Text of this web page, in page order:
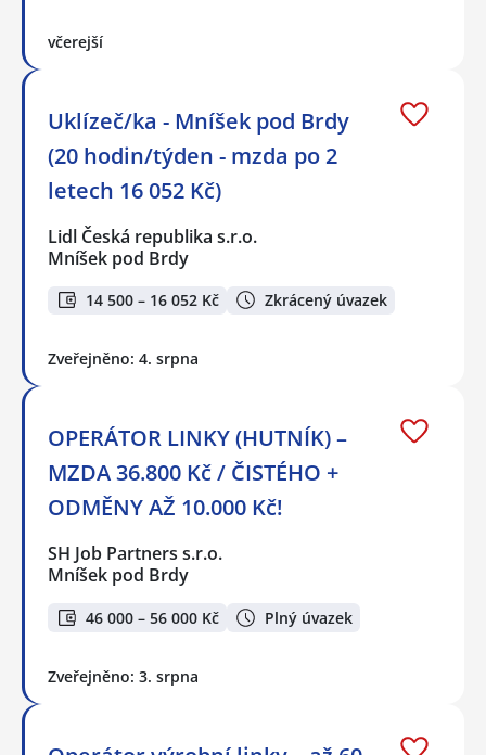
včerejší
Uklízeč/ka - Mníšek pod Brdy
(20 hodin/týden - mzda po 2
letech 16 052 Kč)
Lidl Česká republika s.r.o.
Mníšek pod Brdy
14 500 – 16 052 Kč Zkrácený úvazek
Zveřejněno: 4. srpna
OPERÁTOR LINKY (HUTNÍK) –
MZDA 36.800 Kč / ČISTÉHO +
ODMĚNY AŽ 10.000 Kč!
SH Job Partners s.r.o.
Mníšek pod Brdy
46 000 – 56 000 Kč Plný úvazek
Zveřejněno: 3. srpna